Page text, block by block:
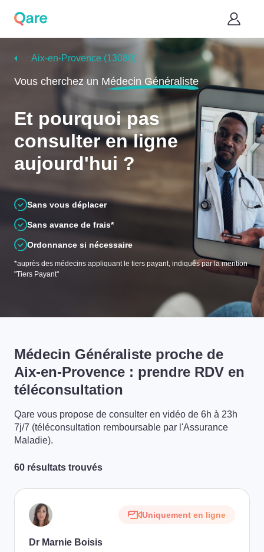
Aix-en-Provence (13080)
Vous cherchez un Médecin Généraliste
Et pourquoi pas
consulter en ligne
aujourd'hui ?
Sans vous déplacer
Sans avance de frais*
Ordonnance si nécessaire
*auprès des médecins appliquant le tiers payant, indiqués par la mention
"Tiers Payant"
Médecin Généraliste proche de
Aix-en-Provence : prendre RDV en
téléconsultation
Qare vous propose de consulter en vidéo de 6h à 23h
7j/7 (téléconsultation remboursable par l'Assurance
Maladie).
60 résultats trouvés
Uniquement en ligne
Dr Marnie Boisis